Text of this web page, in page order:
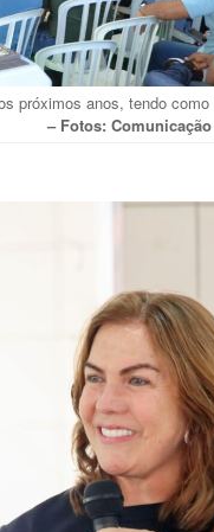
próximos anos, tendo
– Fotos: Comunicação